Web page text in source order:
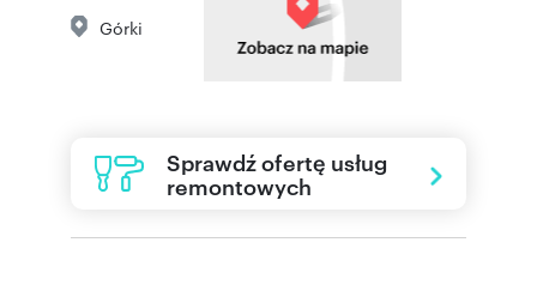
Górki
Sprawdź ofertę usług
remontowych